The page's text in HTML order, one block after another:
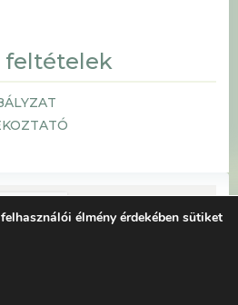
feltételek
élmény érdekében sütiket